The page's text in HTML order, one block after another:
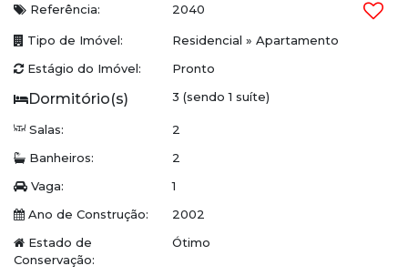
Área de serviço
Ar-condicionado nos dormitórios e na sala
1 Vaga de garagem coberta
Piscina
Academia
Referência: 2040
Tipo de Imóvel: Residencial » Apartamento
Estágio do Imóvel:
Pronto
3 (sendo 1 suíte)
Salas:
2
Banheiros:
2
Vaga:
1
Ano de Construção:
2002
Estado de
Conservação:
Ótimo